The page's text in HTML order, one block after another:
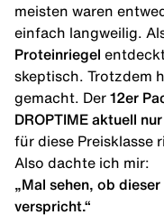
meisten waren
einfach langweilig.
Proteinriegel
skeptisch. Trotzdem
gemacht. Der 12er
DROPTIME aktuell nur
für diese Preisklasse
Also dachte ich mir:
„Mal sehen, ob
verspricht.“